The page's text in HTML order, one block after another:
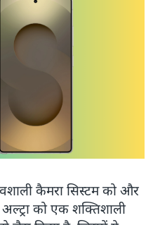
कैमरा सिस्टम को और
को एक शक्तिशाली